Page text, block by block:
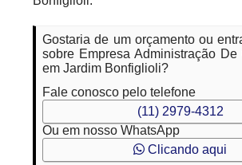
Gostaria de um orçamento ou
sobre Empresa Administração De
em Jardim Bonfiglioli?
Fale conosco pelo telefone
(11) 2979-4312
Ou em nosso WhatsApp
Clicando aqui